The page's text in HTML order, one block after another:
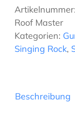
Roof
Master
Menge
Artikelnummer:
Roof Master
Kategorien:
Singing Rock,
Beschreibung